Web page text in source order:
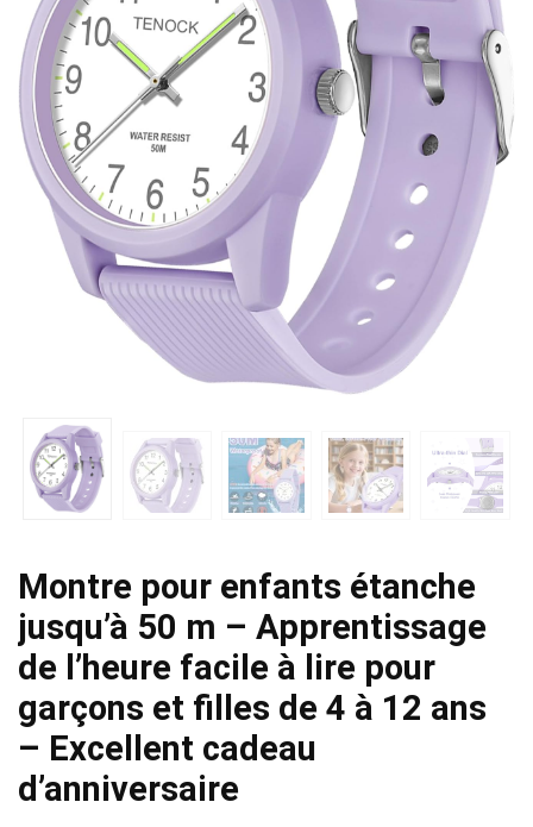
Montre pour enfants étanche
jusqu’à 50 m – Apprentissage
de l’heure facile à lire pour
garçons et filles de 4 à 12 ans
– Excellent cadeau
d’anniversaire